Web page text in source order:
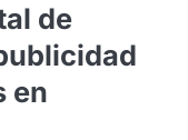
de
en